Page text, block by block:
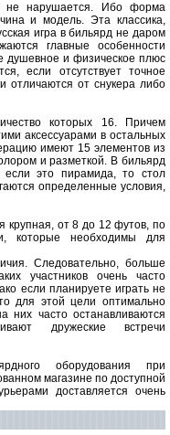
не нарушается. Ибо форма
и модель. Эта классика,
игра в бильярд не даром
главные особенности
душевное и физическое плюс
если отсутствует точное
отличаются от снукера либо
которых 16. Причем
аксессуарами в остальных
имеют 15 элементов из
и разметкой. В бильярд
если это пирамида, то стол
определенные условия,
крупная, от 8 до 12 футов, по
которые необходимы для
Следовательно, больше
участников очень часто
если планируете играть не
для этой цели оптимально
них часто останавливаются
дружеские встречи
оборудования при
магазине по доступной
доставляется очень